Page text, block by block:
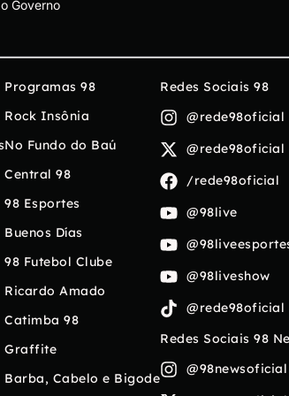
Governo
Programas 98
Rock Insônia
No Fundo do Baú
Central 98
98 Esportes
Buenos Días
98 Futebol Clube
Ricardo Amado
Catimba 98
Graffite
Barba, Cabelo e Bigode
Redes Sociais 98
@rede98oficial
@rede98oficial
/rede98oficial
@98live
@98liveshow
@rede98oficial
Redes Sociais 98
@98newsoficial